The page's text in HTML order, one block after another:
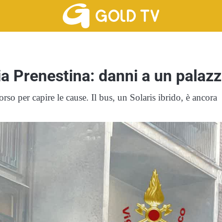
Prenestina: danni a un
per capire le cause. Il bus, un Solaris ibrido, è ancora